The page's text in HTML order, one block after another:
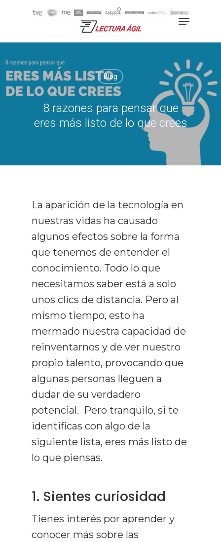
close
Blog
8 razones para pensar que
eres más listo de lo que crees
La aparición de la tecnología en
nuestras vidas ha causado
algunos efectos sobre la forma
que tenemos de entender el
conocimiento. Todo lo que
necesitamos saber está a solo
unos clics de distancia. Pero al
mismo tiempo, esto ha
mermado nuestra capacidad de
reinventarnos y de ver nuestro
propio talento, provocando que
algunas personas lleguen a
dudar de su verdadero
potencial. Pero tranquilo, si te
identificas con algo de la
siguiente lista, eres más listo de
lo que piensas.
1. Sientes curiosidad
Tienes interés por aprender y
conocer más sobre las